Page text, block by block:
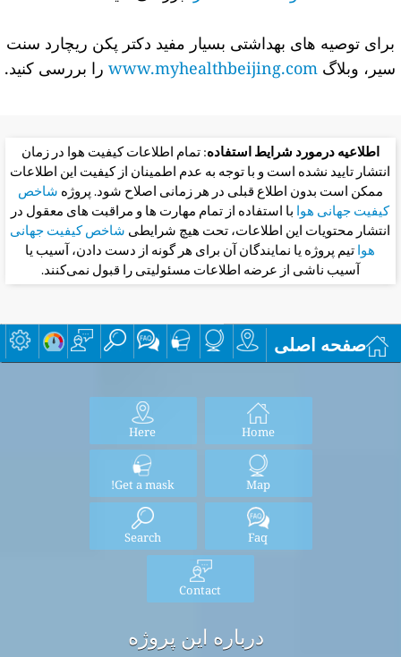
برای توصیه های بهداشتی بسیار مفید دکتر پکن ریچارد سنت
سیر، وبلاگ www.myhealthbeijing.comرا بررسی کنید.
اطلاعیه درمورد شرایط استفاده: تمام اطلاعات کیفیت هوا در زمان
انتشار تایید نشده است و با توجه به عدم اطمینان از کیفیت این اطلاعات
ممکن است بدون اطلاع قبلی در هر زمانی اصلاح شود. پروژهشاخص
کیفیت جهانی هوابا استفاده از تمام مهارت ها و مراقبت های معقول در
انتشار محتویات این اطلاعات، تحت هیچ شرایطیشاخص کیفیت جهانی
هواتیم پروژه یا نمایندگان آن برای هر گونه از دست دادن، آسیب یا
آسیب ناشی از عرضه اطلاعات مسئولیتی را قبول نمی‌کنند.
صفحه اصلی
Home
Here
Map
Get a mask!
Faq
Search
Contact
درباره این پروژه